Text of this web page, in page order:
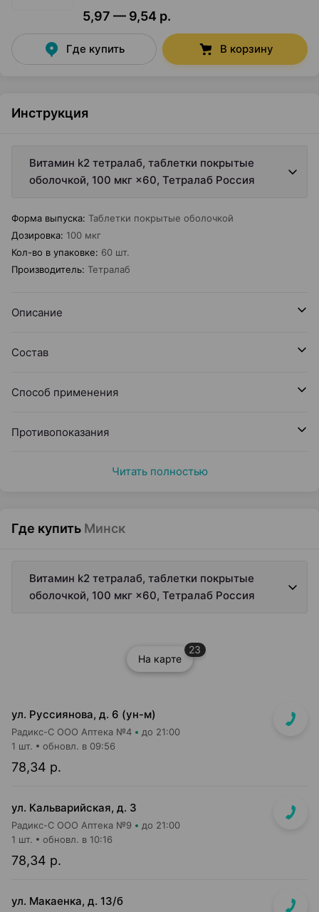
5,97 — 9,54 р.
Где купить В корзину
Инструкция
Витамин k2 тетралаб, таблетки покрытые
оболочкой, 100 мкг ×60, Тетралаб Россия
Форма выпуска: Таблетки покрытые оболочкой
Дозировка: 100 мкг
Кол-во в упаковке: 60 шт.
Производитель: Тетралаб
Описание
Состав
Способ применения
Противопоказания
Читать полностью
Где купить Минск
Витамин k2 тетралаб, таблетки покрытые
оболочкой, 100 мкг ×60, Тетралаб Россия
На карте
23
ул. Руссиянова, д. 6 (ун-м)
Радикс-С ООО Аптека №4 до 21:00
78,34 р.
1 шт. обновл. в 09:56
ул. Кальварийская, д. 3
Радикс-С ООО Аптека №9 до 21:00
78,34 р.
1 шт. обновл. в 10:16
ул. Макаенка, д. 13/б